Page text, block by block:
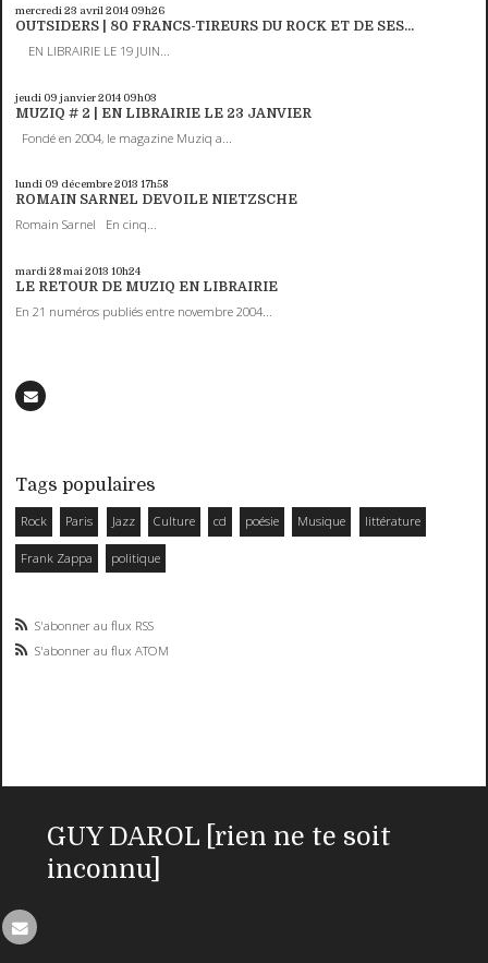
mercredi 23 avril 2014 09h26
OUTSIDERS | 80 FRANCS-TIREURS DU ROCK ET DE SES...
EN LIBRAIRIE LE 19 JUIN...
jeudi 09 janvier 2014 09h03
MUZIQ # 2 | EN LIBRAIRIE LE 23 JANVIER
Fondé en 2004, le magazine Muziq a...
lundi 09 décembre 2013 17h58
ROMAIN SARNEL DEVOILE NIETZSCHE
Romain Sarnel En cinq...
mardi 28mai 2013 10h24
LE RETOUR DE MUZIQ EN LIBRAIRIE
En 21 numéros publiés entre novembre 2004...
Tags populaires
Rock Paris Jazz Culture cd poésie Musique littérature
Frank Zappa politique
S'abonner au flux RSS
S'abonner au flux ATOM
GUY DAROL [rien ne te soit
inconnu]